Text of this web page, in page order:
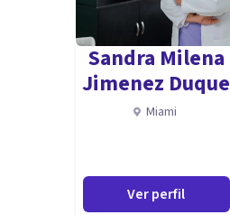
Sandra Milena
Jimenez Duque
Miami
Ver perfil